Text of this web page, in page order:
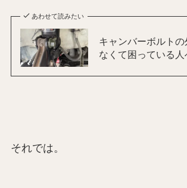
あわせて読みたい
キャンバーボルト
なくて困っている人
それでは。